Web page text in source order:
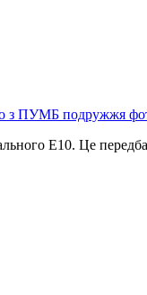
з ПУМБ подружжя
Е10. Це